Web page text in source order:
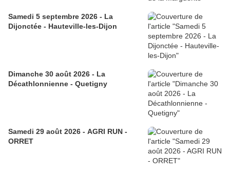
Samedi 5 septembre 2026 - La
Dijonctée - Hauteville-les-Dijon
Dimanche 30 août 2026 - La
Décathlonnienne - Quetigny
Samedi 29 août 2026 - AGRI RUN -
ORRET